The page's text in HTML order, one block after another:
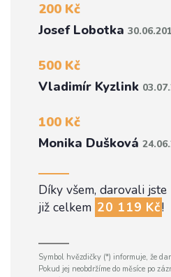
200 Kč
Josef Lobotka
500 Kč
Vladimír Kyzlink
100 Kč
Monika Dušková
Díky všem, darovali jste
již celkem 20 119 Kč!
Symbol hvězdičky (*) informuje, že
Pokud jej neobdržíme do měsíce po